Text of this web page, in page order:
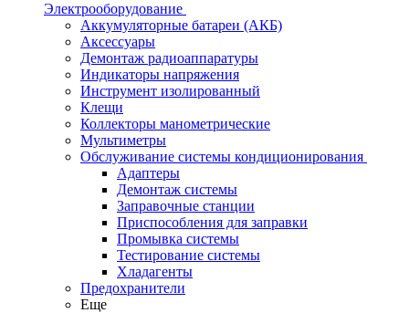
Электрооборудование
Аккумуляторные батареи (АКБ)
Аксессуары
Демонтаж радиоаппаратуры
Индикаторы напряжения
Инструмент изолированный
Клещи
Коллекторы манометрические
Мультиметры
Обслуживание системы кондиционирования
Адаптеры
Демонтаж системы
Заправочные станции
Приспособления для заправки
Промывка системы
Тестирование системы
Хладагенты
Предохранители
Еще